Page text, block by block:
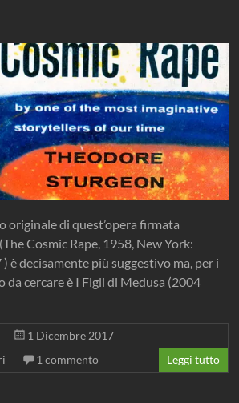
originale di quest’opera firmata
Cosmic Rape, 1958, New York:
è decisamente più suggestivo ma, per i
da cercare è I Figli di Medusa (2004
1 Dicembre 2017
1 commento Leggi tutto